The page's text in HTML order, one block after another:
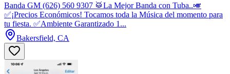
Banda GM (626) 560 9307 🥁La Mejor Banda con Tuba..🎺
✅¡Precios Económicos! Tocamos toda la Música del momento para
tu fiesta. ✅Ambiente Garantizado 1...
Bakersfield, CA